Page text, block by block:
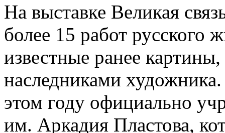
На выставке Великая
более 15 работ русского
известные ранее
наследниками
этом году официально
им. Аркадия Пластова,